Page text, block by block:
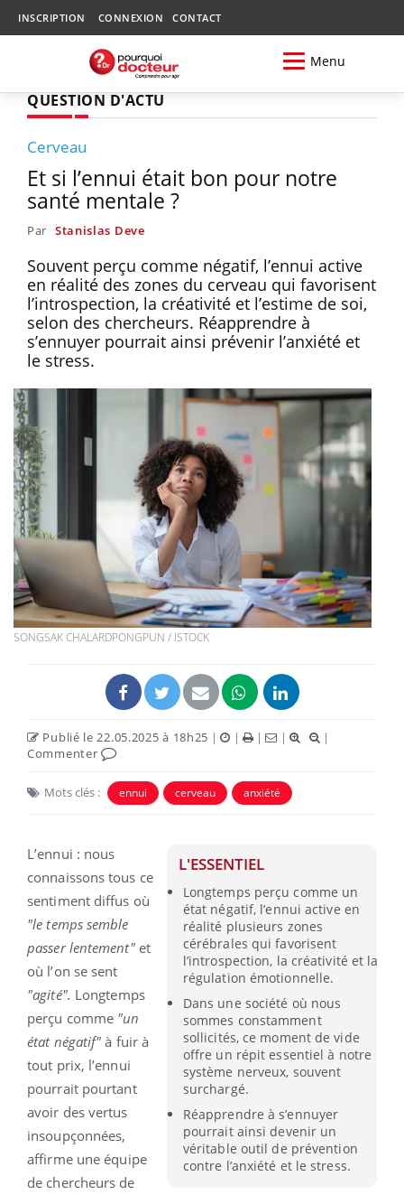
INSCRIPTION CONNEXION CONTACT
Menu
QUESTION D'ACTU
Cerveau
Et si l’ennui était bon pour notre
santé mentale ?
Par Stanislas Deve
Souvent perçu comme négatif, l’ennui active
en réalité des zones du cerveau qui favorisent
l’introspection, la créativité et l’estime de soi,
selon des chercheurs. Réapprendre à
s’ennuyer pourrait ainsi prévenir l’anxiété et
le stress.
SONGSAK CHALARDPONGPUN / ISTOCK
Publié le 22.05.2025 à 18h25 | | | |
|
Commenter
Mots clés : ennui cerveau anxiété
L'ESSENTIEL
Longtemps perçu comme un
état négatif, l’ennui active en
réalité plusieurs zones
cérébrales qui favorisent
l’introspection, la créativité et la
régulation émotionnelle.
Dans une société où nous
sommes constamment
sollicités, ce moment de vide
offre un répit essentiel à notre
système nerveux, souvent
surchargé.
Réapprendre à s’ennuyer
pourrait ainsi devenir un
véritable outil de prévention
contre l’anxiété et le stress.
L’ennui : nous
connaissons tous ce
sentiment diffus où
"le temps semble
passer lentement" et
où l’on se sent
"agité". Longtemps
perçu comme "un
état négatif" à fuir à
tout prix, l’ennui
pourrait pourtant
avoir des vertus
insoupçonnées,
affirme une équipe
de chercheurs de